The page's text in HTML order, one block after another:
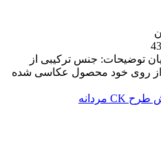
43
توضیحات: جنس ترکیبی از
از روی خود محصول عکاسی شده